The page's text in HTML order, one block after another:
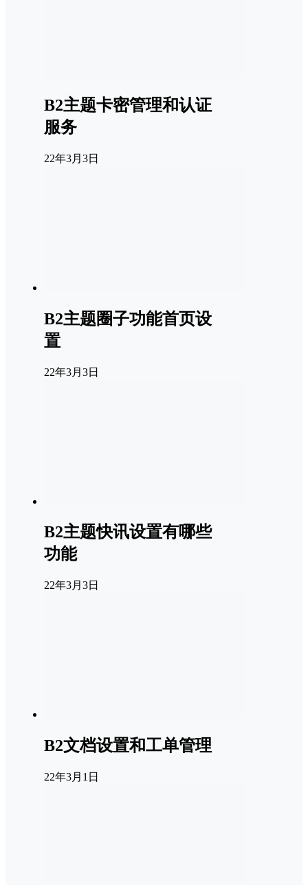
B2主题卡密管理和认证
服务
22年3月3日
B2主题圈子功能首页设
置
22年3月3日
B2主题快讯设置有哪些
功能
22年3月3日
B2文档设置和工单管理
22年3月1日